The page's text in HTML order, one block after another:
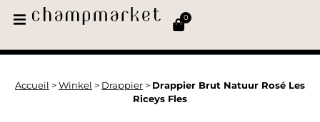
0
Accueil > Winkel > Drappier > Drappier Brut Natuur Rosé Les
Riceys Fles